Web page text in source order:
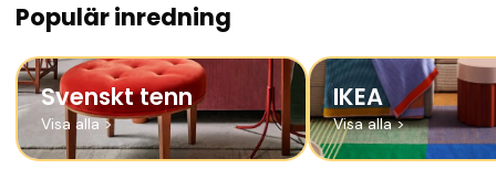
Populär inredning
Svenskt tenn
Visa alla>
IKEA
Visa alla>